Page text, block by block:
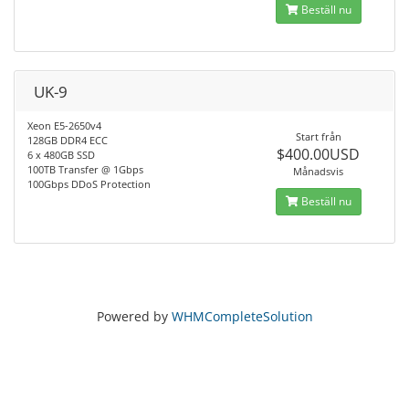
Beställ nu
UK-9
Xeon E5-2650v4
128GB DDR4 ECC
6 x 480GB SSD
100TB Transfer @ 1Gbps
100Gbps DDoS Protection
Start från
$400.00USD
Månadsvis
Beställ nu
Powered by WHMCompleteSolution